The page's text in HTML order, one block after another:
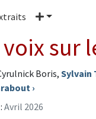
Plus
sur
Boris, Sylvain
›
Avril 2026